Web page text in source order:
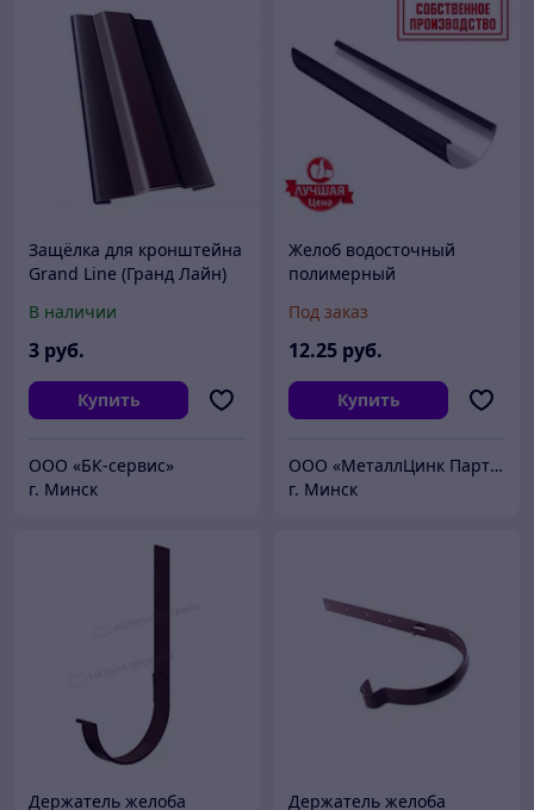
Защёлка для кронштейна
Grand Line (Гранд Лайн)
В наличии
3 руб.
Купить
ООО «БК-сервис»
г. Минск
Желоб водосточный
полимерный
Под заказ
12.25 руб.
Купить
ООО «МеталлЦинк Партнер»
г. Минск
Держатель желоба
Держатель желоба